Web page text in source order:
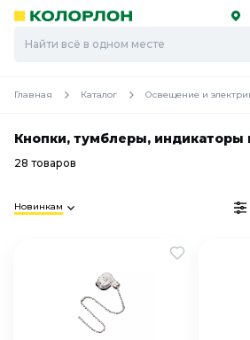
Скоро
Скоро
Главная Каталог Освещение и
Кнопки, тумблеры, индикаторы
28 товаров
Новинкам